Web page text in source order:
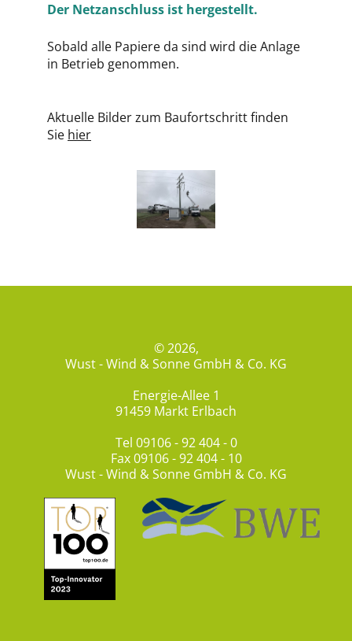
Der Netzanschluss ist hergestellt.
Sobald alle Papiere da sind wird die Anlage
in Betrieb genommen.
Aktuelle Bilder zum Baufortschritt finden
Sie hier
© 2026,
Wust - Wind & Sonne GmbH & Co. KG
Energie-Allee 1
91459 Markt Erlbach
Tel 09106 - 92 404 - 0
Fax 09106 - 92 404 - 10
Wust - Wind & Sonne GmbH & Co. KG